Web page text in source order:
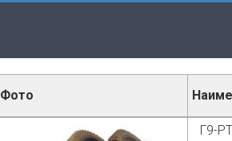
Список запчастей и узлов в категории
Фото
Г9-